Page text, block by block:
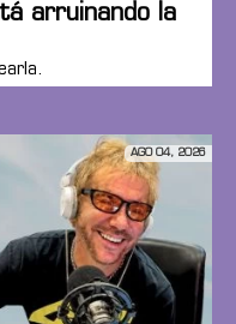
arruinando la
AGO 04, 2026